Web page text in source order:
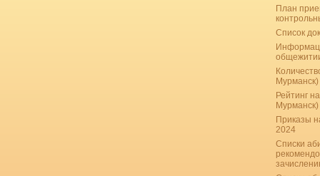
План
Список
Мурманск)
Рейтинг
Мурманск)
Приказы
2024
Списки